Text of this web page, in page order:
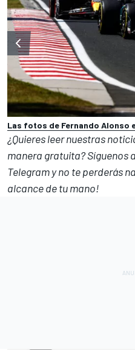
Las fotos de Fernando Alonso
¿Quieres leer nuestras
manera gratuita? Síguenos
Telegramy no te perderás
alcance de tu mano!